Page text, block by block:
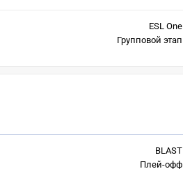
ESL One
Групповой этап
BLAST
Плей-офф